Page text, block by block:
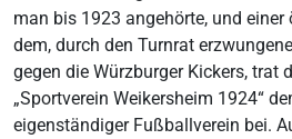
man bis 1923 angehörte, und
dem, durch den Turnrat
gegen die Würzburger Kickers, trat
„Sportverein Weikersheim 1924“
eigenständiger Fußballverein bei.